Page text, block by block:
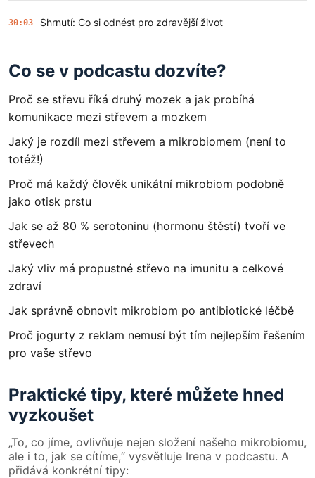
30:03 Shrnutí: Co si odnést pro zdravější život
Co se v podcastu dozvíte?
Proč se střevu říká druhý mozek a jak probíhá
komunikace mezi střevem a mozkem
Jaký je rozdíl mezi střevem a mikrobiomem (není to
totéž!)
Proč má každý člověk unikátní mikrobiom podobně
jako otisk prstu
Jak se až 80 % serotoninu (hormonu štěstí) tvoří ve
střevech
Jaký vliv má propustné střevo na imunitu a celkové
zdraví
Jak správně obnovit mikrobiom po antibiotické léčbě
Proč jogurty z reklam nemusí být tím nejlepším řešením
pro vaše střevo
Praktické tipy, které můžete hned
vyzkoušet
„To, co jíme, ovlivňuje nejen složení našeho mikrobiomu,
ale i to, jak se cítíme,“ vysvětluje Irena v podcastu. A
přidává konkrétní tipy: